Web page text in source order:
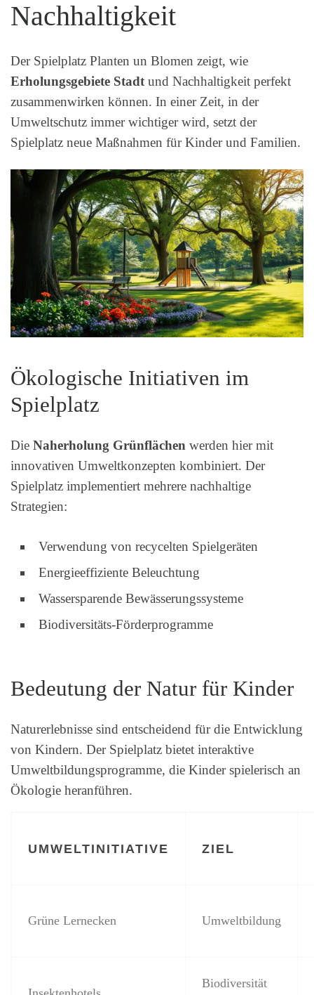
Nachhaltigkeit
Der Spielplatz Planten un Blomen zeigt, wie
Erholungsgebiete Stadtund Nachhaltigkeit perfekt
zusammenwirken können. In einer Zeit, in der
Umweltschutz immer wichtiger wird, setzt der
Spielplatz neue Maßnahmen für Kinder und Familien.
Ökologische Initiativen im
Spielplatz
Die Naherholung Grünflächen werden hier mit
innovativen Umweltkonzepten kombiniert. Der
Spielplatz implementiert mehrere nachhaltige
Strategien:
Verwendung von recycelten Spielgeräten
Energieeffiziente Beleuchtung
Wassersparende Bewässerungssysteme
Biodiversitäts-Förderprogramme
Bedeutung der Natur für Kinder
Naturerlebnisse sind entscheidend für die Entwicklung
von Kindern. Der Spielplatz bietet interaktive
Umweltbildungsprogramme, die Kinder spielerisch an
Ökologie heranführen.
UMWELTINITIATIVE ZIEL
Grüne Lernecken Umweltbildung
Biodiversität